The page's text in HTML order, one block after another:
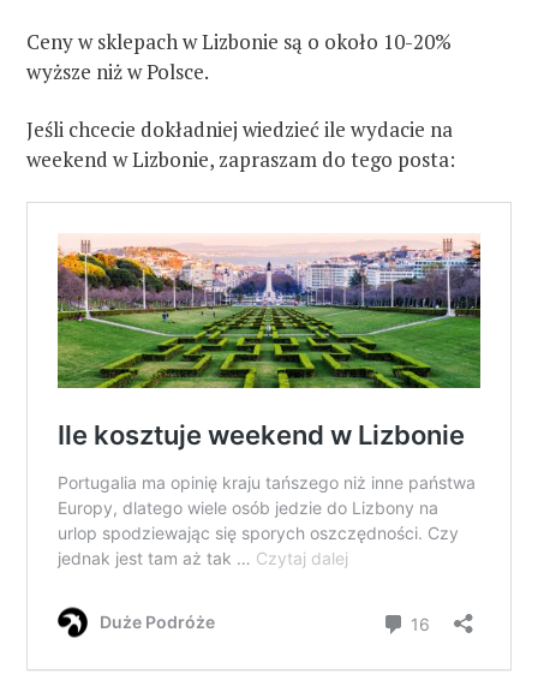
Ceny w sklepach w Lizbonie są o około 10-20%
wyższe niż w Polsce.
Jeśli chcecie dokładniej wiedzieć ile wydacie na
weekend w Lizbonie, zapraszam do tego posta:
W
y